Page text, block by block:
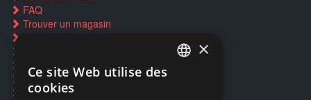
FAQ
Trouver un magasin
Restauration CD griffés
Réparations & SAV
Smartpoints
×
Ce site Web utilise des
cookies